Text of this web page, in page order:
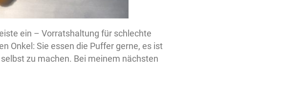
ein – Vorratshaltung für schlechte
Onkel: Sie essen die Puffer gerne, es ist
zu machen. Bei meinem nächsten